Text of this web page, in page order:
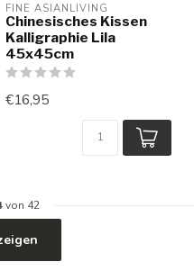
FINE ASIANLIVING
Chinesisches Kissen
Kalligraphie Lila
45x45cm
€16,95
von 42